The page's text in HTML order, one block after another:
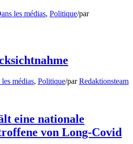
les médias, Politique/par
médias, Politique/parRedaktionsteam
eine nationale
von Long-Covid